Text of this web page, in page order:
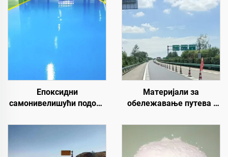
Епоксидни
самонивелишући подови
индустријске и луксузне
Материјали за
обележавање путева |
саобраћајних линија и
знакова за асфалтне и
бетонске коловозе